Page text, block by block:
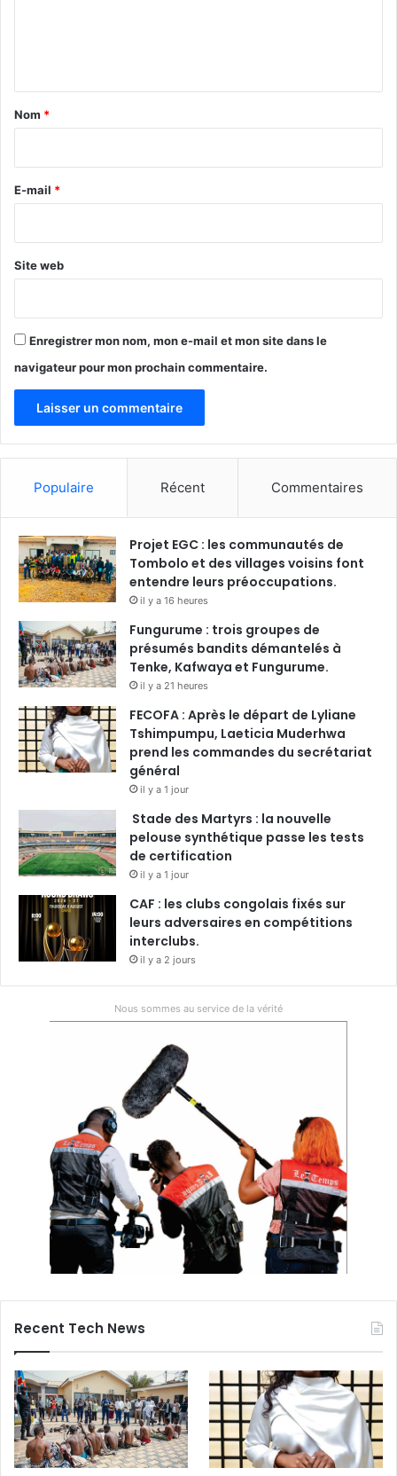
a
e
Nom *
E-mail *
Site web
Enregistrer mon nom, mon e-mail et mon site dans le
navigateur pour mon prochain commentaire.
Populaire Récent Commentaires
Projet EGC : les communautés de
Tombolo et des villages voisins font
entendre leurs préoccupations.
il y a 16 heures
Fungurume : trois groupes de
présumés bandits démantelés à
Tenke, Kafwaya et Fungurume.
il y a 21 heures
FECOFA : Après le départ de Lyliane
Tshimpumpu, Laeticia Muderhwa
prend les commandes du secrétariat
général
il y a 1 jour
Stade des Martyrs : la nouvelle
pelouse synthétique passe les tests
de certification
il y a 1 jour
CAF : les clubs congolais fixés sur
leurs adversaires en compétitions
interclubs.
il y a 2 jours
Nous sommes au service de la vérité
Recent Tech News